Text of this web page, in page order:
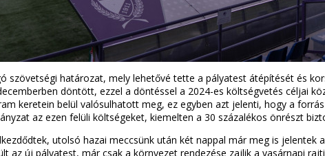
szövetségi határozat, mely lehetővé tette a pályatest átépítését és
döntött, ezzel a döntéssel a 2024-es költségvetés céljai
keretein belül valósulhatott meg, ez egyben azt jelenti, hogy a
az ezen felüli költségeket, kiemelten a 30 százalékos önrészt
utolsó hazai meccsünk után két nappal már meg is jelentek
az új pályatest, már csak a környezet rendezése zajlik a vasárnapi